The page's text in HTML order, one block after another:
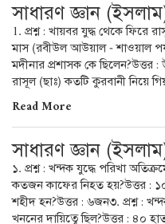
সাধারণ জ্ঞান
1. প্রশ্ন : খায়বর যুদ্ধ থেকে ফিরে
মাস (রবীউল আউয়াল - শাওয়াল
মদীনার প্রশাসক কে ছিলেন?উত্তর
রাসূল (ছাঃ) কতটি কুরবানী নিয়ে
Read More
সাধারণ জ্ঞান
১. প্রশ্ন : খন্দক যুদ্ধে পরিখা
কতজন কাফের নিহত হয়?উত্তর :
শহীদ হন?উত্তর : ৬জন৩. প্রশ্ন :
খননের দায়িত্বে ছিল?উত্তর : ৪০